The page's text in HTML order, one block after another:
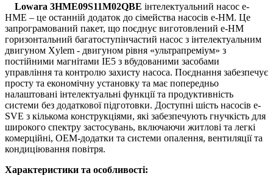
Lowara 3HME09S11M02QBE інтелектуальний насос e-
HME ​​– це останній додаток до сімейства насосів e-HM. Це
запрограмований пакет, що поєднує виготовлений e-HM
горизонтальний багатоступінчастий насос з інтелектуальним
двигуном Xylem - двигуном рівня «ультрапреміум» з
постійними магнітами IE5 з вбудованими засобами
управління та контролю захисту насоса. Поєднання забезпечує
просту та економічну установку та має попередньо
налаштовані інтелектуальні функції та продуктивність
системи без додаткової підготовки. Доступні шість насосів e-
SVE ​​з кількома конструкціями, які забезпечують гнучкість для
широкого спектру застосувань, включаючи житлові та легкі
комерційні, OEM-додатки та системи опалення, вентиляції та
кондиціювання повітря.
Характеристики та особливості: